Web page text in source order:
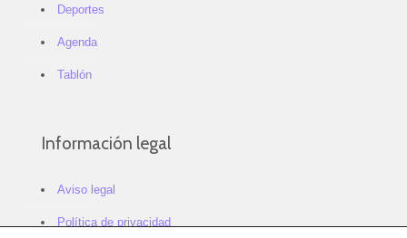
Deportes
Agenda
Tablón
Información legal
Aviso legal
Política de privacidad